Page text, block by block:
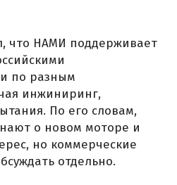
что НАМИ поддерживает
по разным
инжиниринг,
По его словам,
о новом моторе и
но коммерческие
отдельно.